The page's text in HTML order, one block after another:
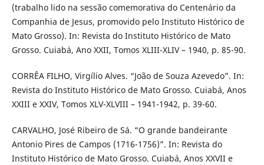
(trabalho lido na sessão comemorativa do Centenário da
Companhia de Jesus, promovido pelo Instituto Histórico de
Mato Grosso). In: Revista do Instituto Histórico de Mato
Grosso. Cuiabá, Ano XXII, Tomos XLIII-XLIV – 1940, p. 85-90.
CORRÊA FILHO, Virgílio Alves. “João de Souza Azevedo”. In:
Revista do Instituto Histórico de Mato Grosso. Cuiabá, Anos
XXIII e XXIV, Tomos XLV-XLVIII – 1941-1942, p. 39-60.
CARVALHO, José Ribeiro de Sá. “O grande bandeirante
Antonio Pires de Campos (1716-1756)”. In: Revista do
Instituto Histórico de Mato Grosso. Cuiabá, Anos XXVII e